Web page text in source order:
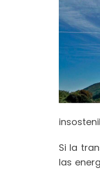
Si la
las